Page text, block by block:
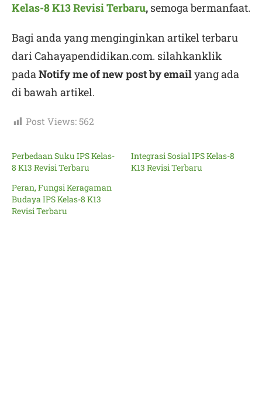
Kelas-8 K13 Revisi Terbaru, semoga bermanfaat.
Bagi anda yang menginginkan artikel terbaru
dari Cahayapendidikan.com. silahkanklik
padaNotify me of new post by emailyang ada
di bawah artikel.
Post Views: 562
Perbedaan Suku IPS Kelas-
8 K13 Revisi Terbaru
Integrasi Sosial IPS Kelas-8
K13 Revisi Terbaru
Peran, Fungsi Keragaman
Budaya IPS Kelas-8 K13
Revisi Terbaru